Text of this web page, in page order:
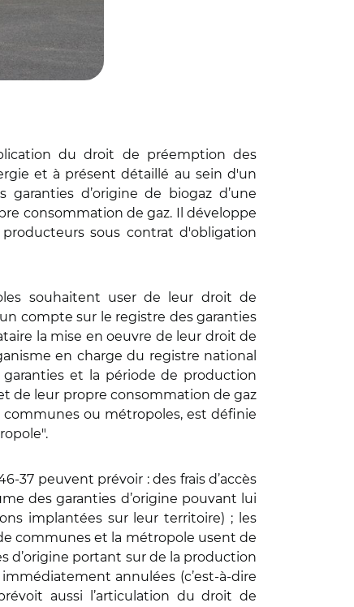
du droit de préemption des
et à présent détaillé au sein d'un
d’origine de biogaz d’une
consommation de gaz. Il développe
sous contrat d'obligation
souhaitent user de leur droit de
compte sur le registre des garanties
la mise en oeuvre de leur droit de
en charge du registre national
et la période de production
de leur propre consommation de gaz
ou métropoles, est définie
37 peuvent prévoir : des frais d’accès
des garanties d’origine pouvant lui
implantées sur leur territoire) ; les
communes et la métropole usent de
d’origine portant sur de la production
annulées (c’est-à-dire
aussi l’articulation du droit de